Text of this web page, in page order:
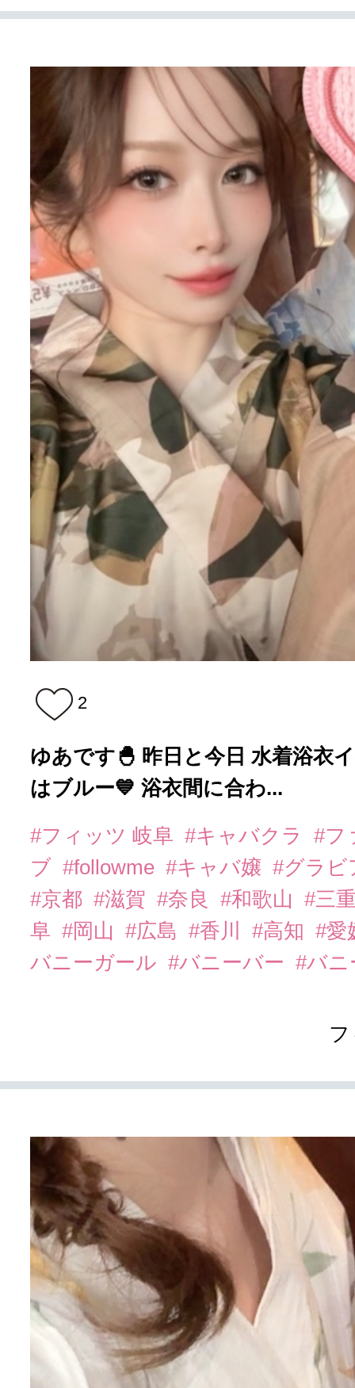
2
ゆあです🐣 昨日と今日 水着浴衣
はブルー💙 浴衣間に合わ...
#フィッツ 岐阜 #キャバクラ
#フ
ブ #followme #キャバ嬢 #グラ
#京都 #滋賀 #奈良 #和歌山
#三
阜 #岡山 #広島 #香川 #高知 #愛
バニーガール #バニーバー #バ